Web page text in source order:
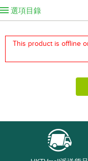
選項目錄
This product is offline